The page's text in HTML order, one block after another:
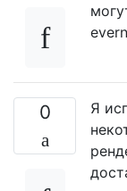
0
Я